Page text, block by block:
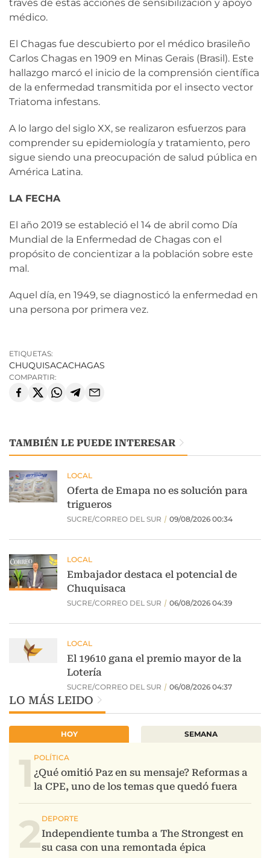
través de estas acciones de sensibilización y apoyo
médico.
El Chagas fue descubierto por el médico brasileño
Carlos Chagas en 1909 en Minas Gerais (Brasil). Este
hallazgo marcó el inicio de la comprensión científica
de la enfermedad transmitida por el insecto vector
Triatoma infestans.
A lo largo del siglo XX, se realizaron esfuerzos para
comprender su epidemiología y tratamiento, pero
sigue siendo una preocupación de salud pública en
América Latina.
LA FECHA
El año 2019 se estableció el 14 de abril como Día
Mundial de la Enfermedad de Chagas con el
propósito de concientizar a la población sobre este
mal.
Aquel día, en 1949, se diagnosticó la enfermedad en
una persona por primera vez.
ETIQUETAS:
CHUQUISACACHAGAS
COMPARTIR:
TAMBIÉN LE PUEDE INTERESAR
LO MÁS LEIDO
HOY SEMANA
1
2